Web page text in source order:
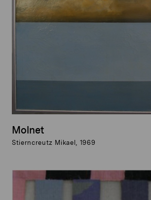
Molnet
Stierncreutz Mikael, 1969